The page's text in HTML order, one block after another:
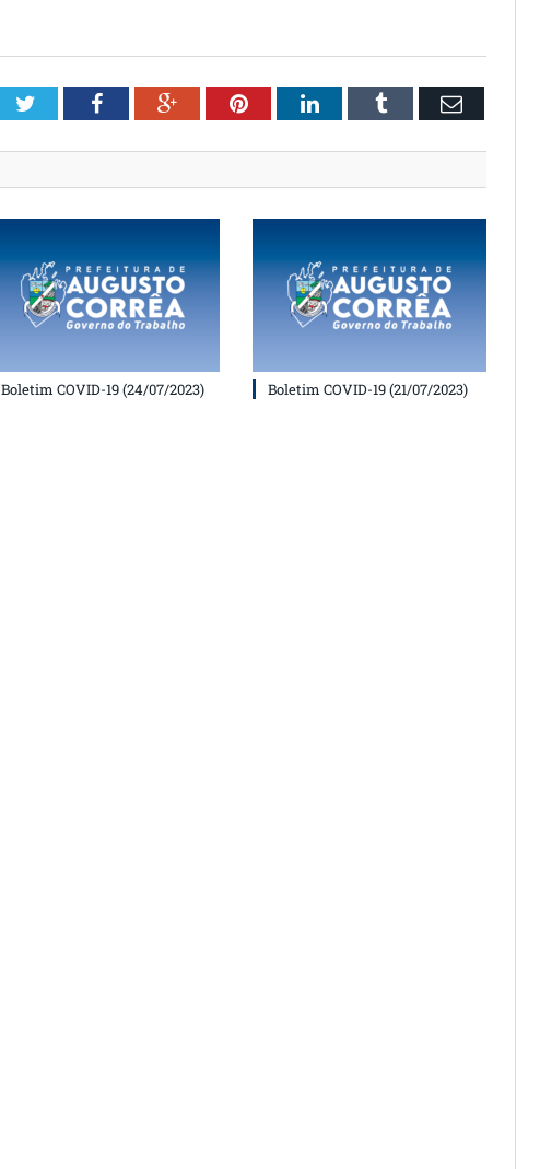
TwitterFacebookGoogle+Pinterest
LinkedInTumblrEmail
Boletim COVID-19 (24/07/2023) Boletim COVID-19 (21/07/2023)